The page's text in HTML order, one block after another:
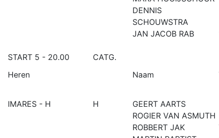
DENNIS
SCHOUWSTRA
JAN JACOB RAB
START 5 - 20.00
CATG.
Heren
Naam
IMARES - H H GEERT AARTS
ROGIER VAN ASMUTH
ROBBERT JAK